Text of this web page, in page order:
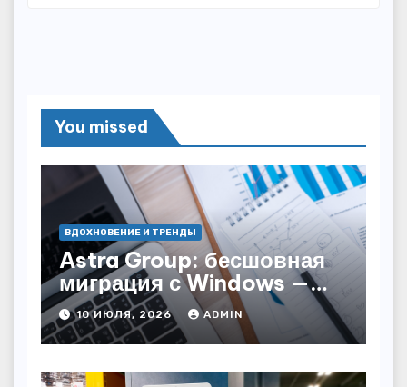
You missed
ВДОХНОВЕНИЕ И ТРЕНДЫ
Astra Group: бесшовная
миграция с Windows —
как сохранить бизнес-
непрерывность
10 ИЮЛЯ, 2026 ADMIN